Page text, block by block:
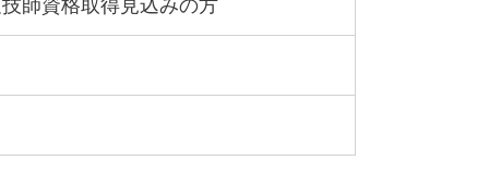
師資格取得見込みの方